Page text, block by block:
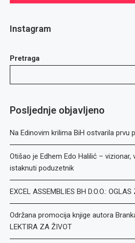
Instagram
Pretraga
Posljednje objavljeno
Na Edinovim krilima BiH ostvarila prvu
Otišao je Edhem Edo Halilić – vizionar,
istaknuti poduzetnik
EXCEL ASSEMBLIES BH D.O.O.:
Održana promocija knjige autora
LEKTIRA ZA ŽIVOT